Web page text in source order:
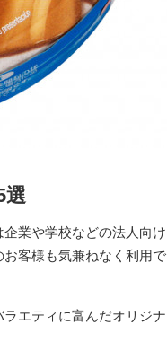
選
業や学校などの法人向け
客様も気兼ねなく利用で
エティに富んだオリジナ